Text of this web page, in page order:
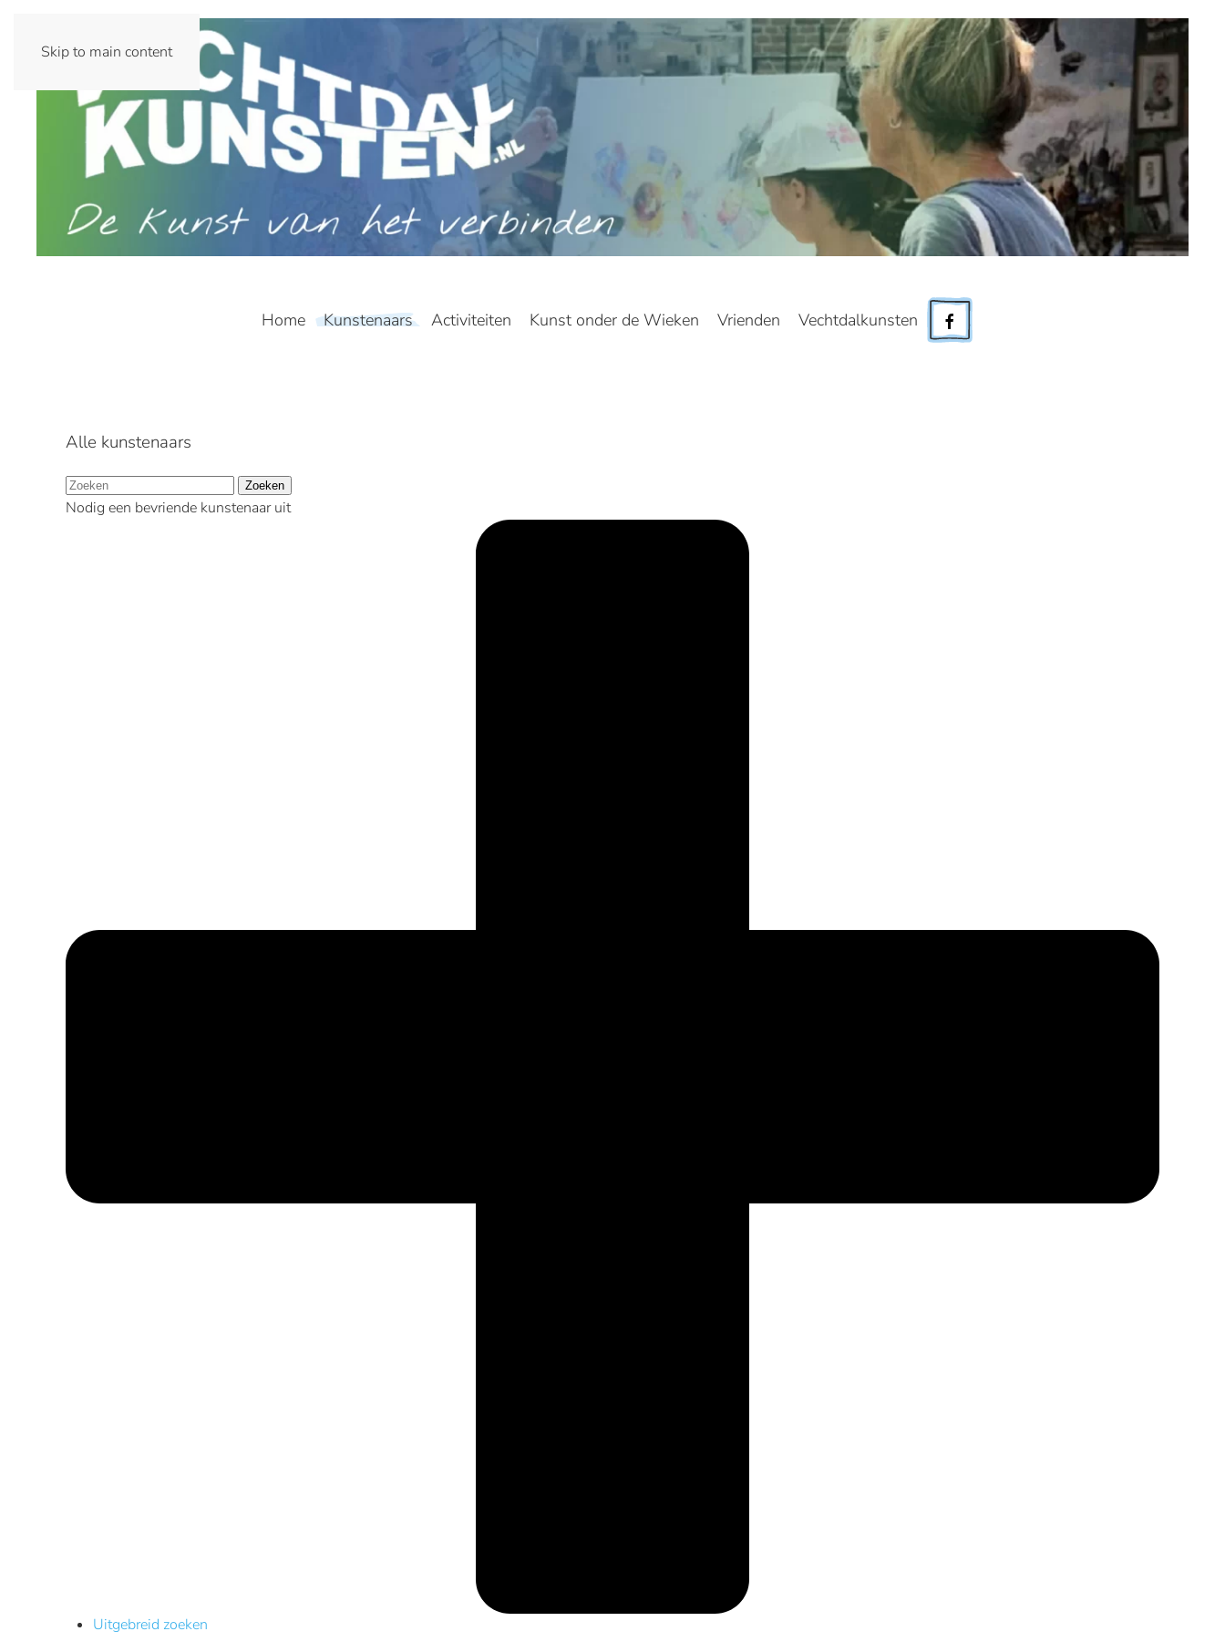
Skip to main content
Home Kunstenaars Activiteiten Kunst onder de Wieken Vrienden Vechtdalkunsten
Alle kunstenaars
Zoeken
Nodig een bevriende kunstenaar uit
Uitgebreid zoeken